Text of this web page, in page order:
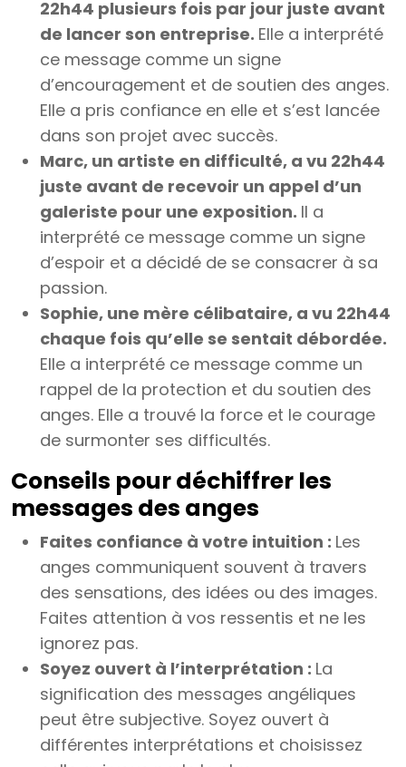
22h44 plusieurs fois par jour juste avant
de lancer son entreprise. Elle a interprété
ce message comme un signe
d’encouragement et de soutien des anges.
Elle a pris confiance en elle et s’est lancée
dans son projet avec succès.
Marc, un artiste en difficulté, a vu 22h44
juste avant de recevoir un appel d’un
galeriste pour une exposition. Il a
interprété ce message comme un signe
d’espoir et a décidé de se consacrer à sa
passion.
Sophie, une mère célibataire, a vu 22h44
chaque fois qu’elle se sentait débordée.
Elle a interprété ce message comme un
rappel de la protection et du soutien des
anges. Elle a trouvé la force et le courage
de surmonter ses difficultés.
Conseils pour déchiffrer les
messages des anges
Faites confiance à votre intuition : Les
anges communiquent souvent à travers
des sensations, des idées ou des images.
Faites attention à vos ressentis et ne les
ignorez pas.
Soyez ouvert à l’interprétation : La
signification des messages angéliques
peut être subjective. Soyez ouvert à
différentes interprétations et choisissez